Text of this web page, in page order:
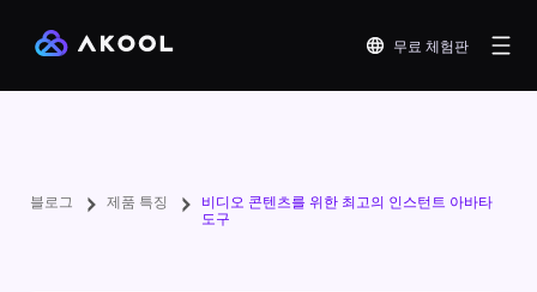
무료 체험판
블로그 제품 특징
비디오 콘텐츠를 위한 최고의 인스턴트 아바타
도구